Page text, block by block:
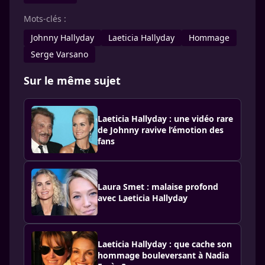
Mots-clés :
Johnny Hallyday
Laeticia Hallyday
Hommage
Serge Varsano
Sur le même sujet
Laeticia Hallyday : une vidéo rare
de Johnny ravive l’émotion des
fans
Laura Smet : malaise profond
avec Laeticia Hallyday
Laeticia Hallyday : que cache son
hommage bouleversant à Nadia